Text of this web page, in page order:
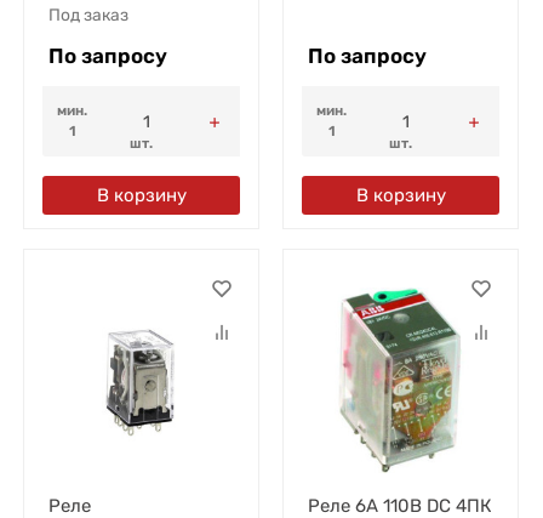
Под заказ
По запросу
мин.
1
шт.
В корзину
По запросу
мин.
1
шт.
В корзину
Реле
Реле 6А 110В DC 4ПК